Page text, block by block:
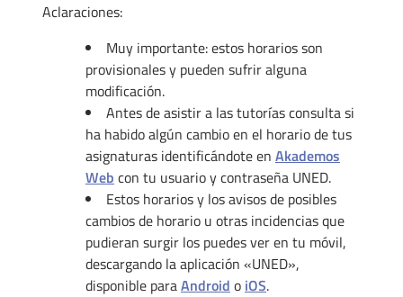
Aclaraciones:
Muy importante: estos horarios son
provisionales y pueden sufrir alguna
modificación.
Antes de asistir a las tutorías consulta si
ha habido algún cambio en el horario de tus
asignaturas identificándote en Akademos
Web con tu usuario y contraseña UNED.
Estos horarios y los avisos de posibles
cambios de horario u otras incidencias que
pudieran surgir los puedes ver en tu móvil,
descargando la aplicación «UNED»,
disponible paraAndroid o iOS.